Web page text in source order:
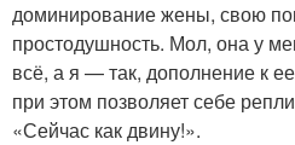
доминирование жены, свою
простодушность. Мол, она у
всё, а я — так, дополнение к
при этом позволяет себе
«Сейчас как двину!».